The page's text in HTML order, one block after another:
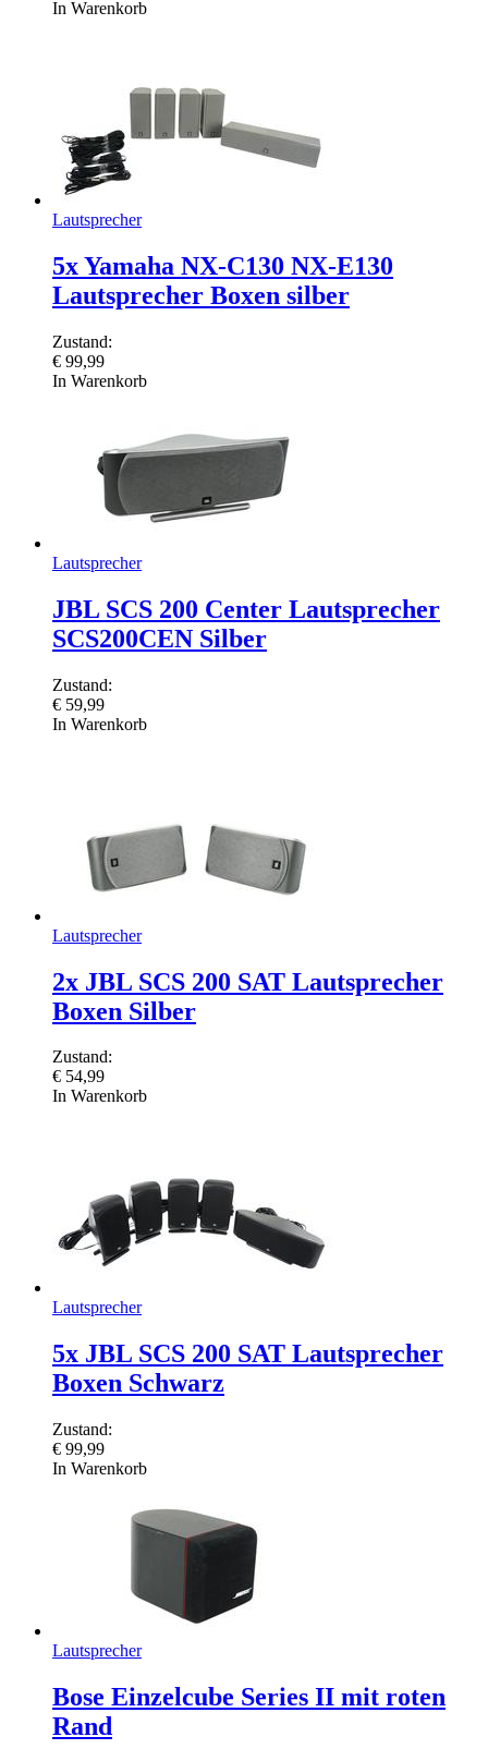
In Warenkorb
Lautsprecher
5x Yamaha NX-C130 NX-E130
Lautsprecher Boxen silber
Zustand:
€ 99,99
In Warenkorb
Lautsprecher
JBL SCS 200 Center Lautsprecher
SCS200CEN Silber
Zustand:
€ 59,99
In Warenkorb
Lautsprecher
2x JBL SCS 200 SAT Lautsprecher
Boxen Silber
Zustand:
€ 54,99
In Warenkorb
Lautsprecher
5x JBL SCS 200 SAT Lautsprecher
Boxen Schwarz
Zustand:
€ 99,99
In Warenkorb
Lautsprecher
Bose Einzelcube Series II mit roten
Rand